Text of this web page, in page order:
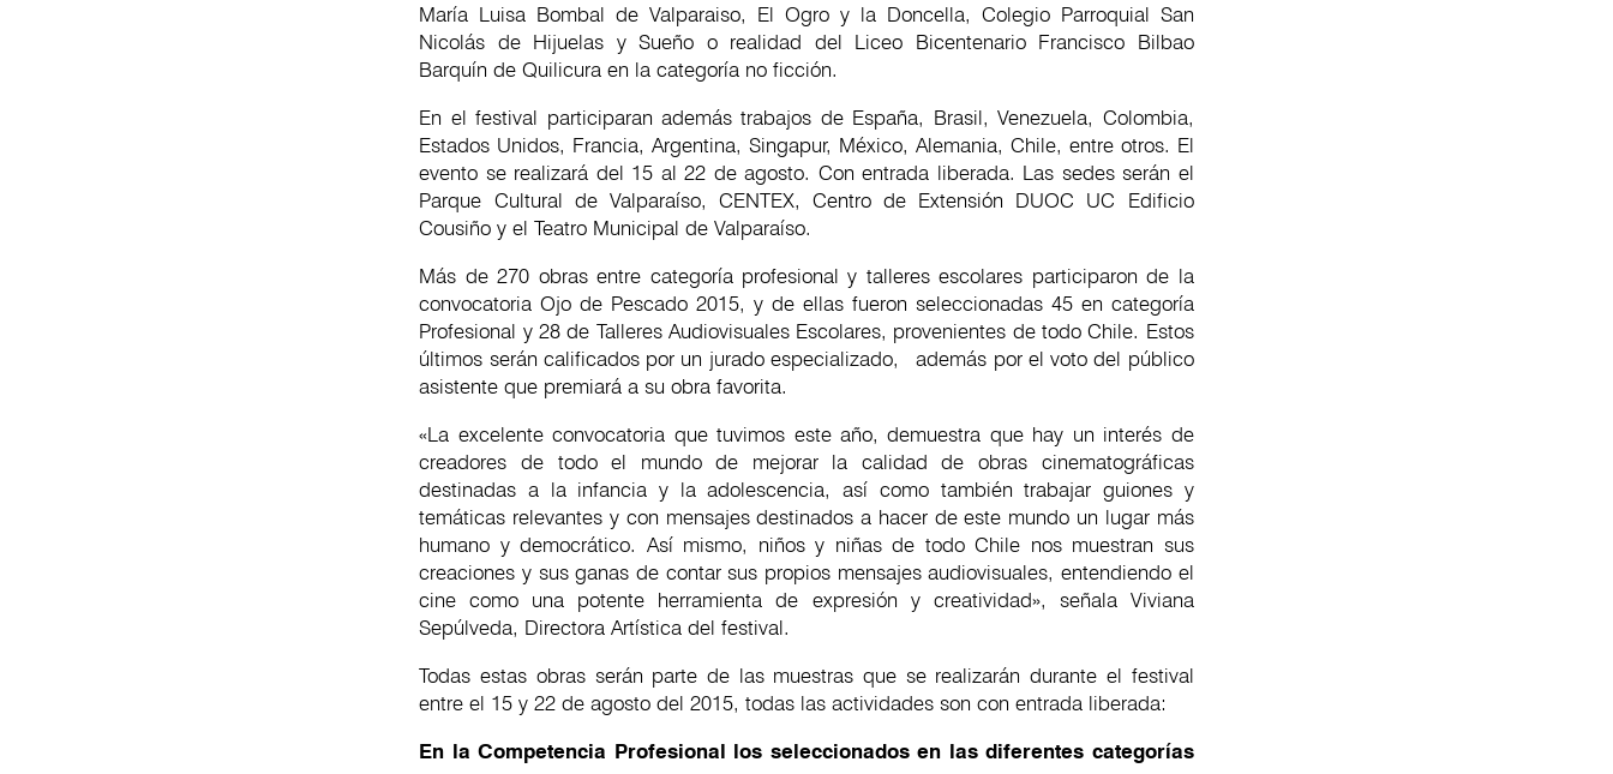
María Luisa Bombal de Valparaiso, El Ogro y la Doncella, Colegio Parroquial San
Nicolás de Hijuelas y Sueño o realidad del Liceo Bicentenario Francisco Bilbao
Barquín de Quilicura en la categoría no ficción.
En el festival participaran además trabajos de España, Brasil, Venezuela, Colombia,
Estados Unidos, Francia, Argentina, Singapur, México, Alemania, Chile, entre otros. El
evento se realizará del 15 al 22 de agosto. Con entrada liberada. Las sedes serán el
Parque Cultural de Valparaíso, CENTEX, Centro de Extensión DUOC UC Edificio
Cousiño y el Teatro Municipal de Valparaíso.
Más de 270 obras entre categoría profesional y talleres escolares participaron de la
convocatoria Ojo de Pescado 2015, y de ellas fueron seleccionadas 45 en categoría
Profesional y 28 de Talleres Audiovisuales Escolares, provenientes de todo Chile. Estos
últimos serán calificados por un jurado especializado, además por el voto del público
asistente que premiará a su obra favorita.
«La excelente convocatoria que tuvimos este año, demuestra que hay un interés de
creadores de todo el mundo de mejorar la calidad de obras cinematográficas
destinadas a la infancia y la adolescencia, así como también trabajar guiones y
temáticas relevantes y con mensajes destinados a hacer de este mundo un lugar más
humano y democrático. Así mismo, niños y niñas de todo Chile nos muestran sus
creaciones y sus ganas de contar sus propios mensajes audiovisuales, entendiendo el
cine como una potente herramienta de expresión y creatividad», señala Viviana
Sepúlveda, Directora Artística del festival.
Todas estas obras serán parte de las muestras que se realizarán durante el festival
entre el 15 y 22 de agosto del 2015, todas las actividades son con entrada liberada:
En la Competencia Profesional los seleccionados en las diferentes categorías